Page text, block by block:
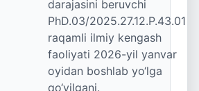
darajasini beruvchi
PhD.03/2025.27.12.P.43.01
raqamli ilmiy kengash
faoliyati 2026-yil yanvar
oyidan boshlab yo‘lga
qo‘yilgani.